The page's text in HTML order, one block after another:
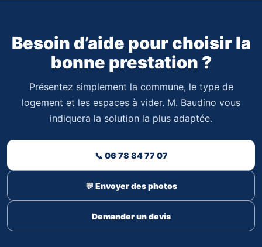
Besoin d’aide pour choisir la
bonne prestation ?
Présentez simplement la commune, le type de
logement et les espaces à vider. M. Baudino vous
indiquera la solution la plus adaptée.
📞 06 78 84 77 07
💬 Envoyer des photos
Demander un devis